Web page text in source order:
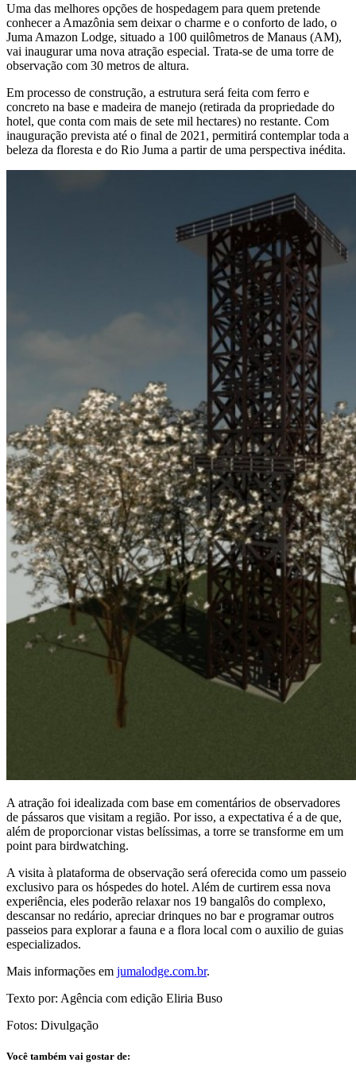
Uma das melhores opções de hospedagem para quem pretende
conhecer a Amazônia sem deixar o charme e o conforto de lado, o
Juma Amazon Lodge, situado a 100 quilômetros de Manaus (AM),
vai inaugurar uma nova atração especial. Trata-se de uma torre de
observação com 30 metros de altura.
Em processo de construção, a estrutura será feita com ferro e
concreto na base e madeira de manejo (retirada da propriedade do
hotel, que conta com mais de sete mil hectares) no restante. Com
inauguração prevista até o final de 2021, permitirá contemplar toda a
beleza da floresta e do Rio Juma a partir de uma perspectiva inédita.
A atração foi idealizada com base em comentários de observadores
de pássaros que visitam a região. Por isso, a expectativa é a de que,
além de proporcionar vistas belíssimas, a torre se transforme em um
point para birdwatching.
A visita à plataforma de observação será oferecida como um passeio
exclusivo para os hóspedes do hotel. Além de curtirem essa nova
experiência, eles poderão relaxar nos 19 bangalôs do complexo,
descansar no redário, apreciar drinques no bar e programar outros
passeios para explorar a fauna e a flora local com o auxilio de guias
especializados.
Mais informações em jumalodge.com.br.
Texto por: Agência com edição Eliria Buso
Fotos: Divulgação
Você também vai gostar de: